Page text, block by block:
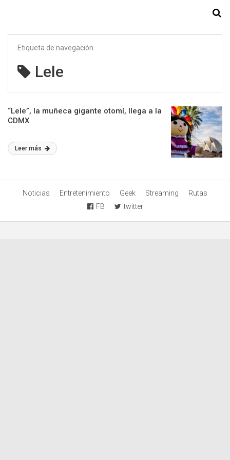
Etiqueta de navegación
Lele
“Lele”, la muñeca gigante otomí, llega a la
CDMX
Leer más
Noticias Entretenimiento Geek Streaming
Rutas
FB
twitter